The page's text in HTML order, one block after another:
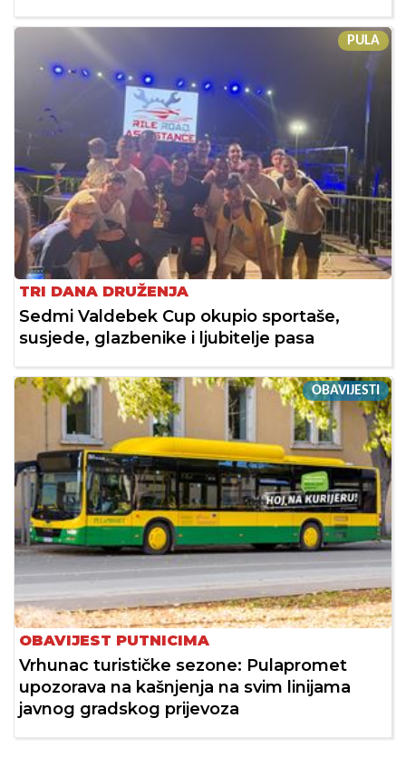
PULA
TRI DANA DRUŽENJA
Sedmi Valdebek Cup okupio sportaše,
susjede, glazbenike i ljubitelje pasa
OBAVIJESTI
OBAVIJEST PUTNICIMA
Vrhunac turističke sezone: Pulapromet
upozorava na kašnjenja na svim linijama
javnog gradskog prijevoza